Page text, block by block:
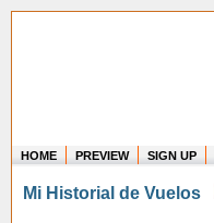
HOME PREVIEW SIGN UP
Mi Historial de Vuelos